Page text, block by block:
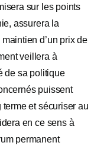
sur les points
assurera la
d’un prix de
veillera à
de sa politique
puissent
et sécuriser au
en ce sens à
permanent